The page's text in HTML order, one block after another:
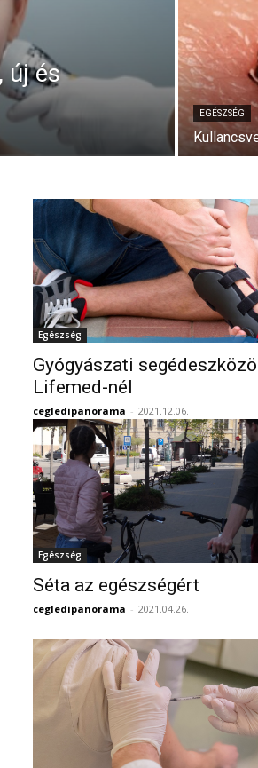
új és
EGÉSZSÉG
Egészség
Gyógyászati
Lifemed-nél
cegledipanorama - 2021.12.06.
Egészség
Séta az egészségért
cegledipanorama - 2021.04.26.